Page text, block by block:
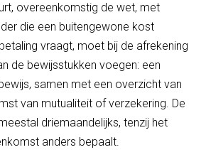
overeenkomstig de wet, met
die een buitengewone kost
vraagt, moet bij de afrekening
de bewijsstukken voegen: een
samen met een overzicht van
van mutualiteit of verzekering. De
driemaandelijks, tenzij het
anders bepaalt.